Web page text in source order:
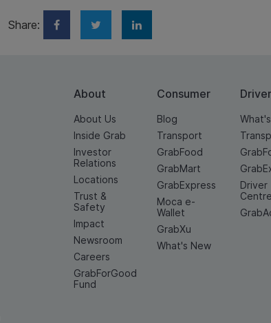
Share:
About
About Us
Inside Grab
Investor
Relations
Locations
Trust &
Safety
Impact
Newsroom
Careers
GrabForGood
Fund
Consumer
Blog
Transport
GrabFood
GrabMart
GrabExpress
Moca e-
Wallet
GrabXu
What's New
Driver
Driver
Centre